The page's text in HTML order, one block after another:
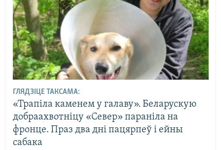
ГЛЯДЗІЦЕ ТАКСАМА:
«Трапіла каменем у галаву». Беларускую
добраахвотніцу «Север» параніла на
фронце. Праз два дні пацярпеў і ейны
сабака